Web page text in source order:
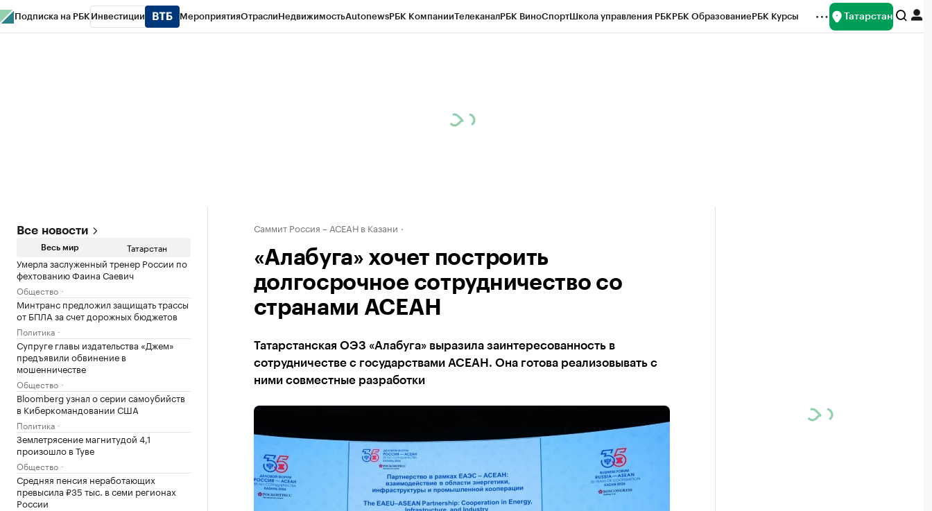
Подписка на РБК Инвестиции МероприятияОтраслиНедвижимостьAutonewsРБК КомпанииТелеканалРБК ВиноСпортШкола управления РБКРБК ОбразованиеРБК Курсы Татарстан
Все новости
Весь мир Татарстан
Умерла заслуженный тренер России по
фехтованию Фаина Саевич
Общество
Минтранс предложил защищать трассы
от БПЛА за счет дорожных бюджетов
Политика
Супруге главы издательства «Джем»
предъявили обвинение в
мошенничестве
Общество
Bloomberg узнал о серии самоубийств
в Киберкомандовании США
Политика
Землетрясение магнитудой 4,1
произошло в Туве
Общество
Средняя пенсия неработающих
превысила ₽35 тыс. в семи регионах
России
Саммит Россия – АСЕАН в Казани
«Алабуга» хочет построить
долгосрочное сотрудничество со
странами АСЕАН
Татарстанская ОЭЗ «Алабуга» выразила заинтересованность в
сотрудничестве с государствами АСЕАН. Она готова реализовывать с
ними совместные разработки